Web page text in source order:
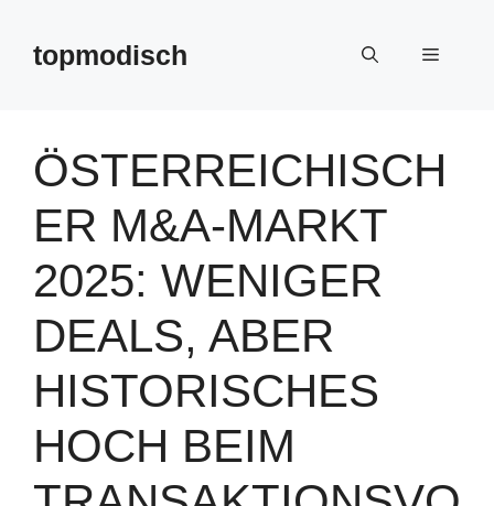
springentopmodisch Menü
ÖSTERREICHISCH
ER M&A-MARKT
2025: WENIGER
DEALS, ABER
HISTORISCHES
HOCH BEIM